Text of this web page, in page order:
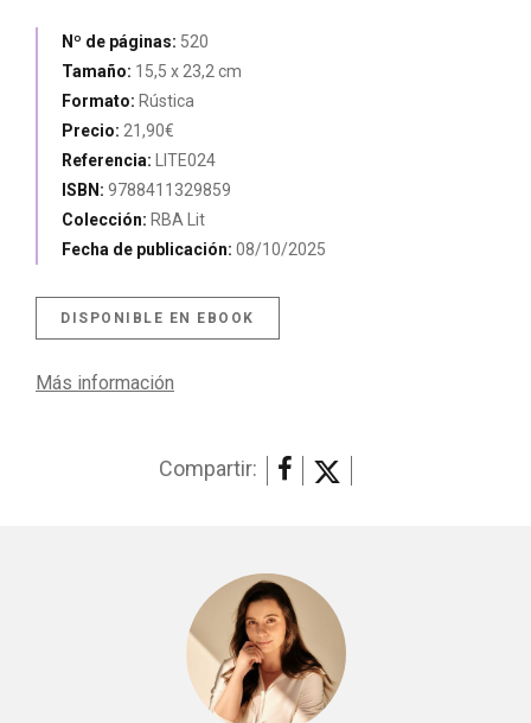
Nº de páginas: 520
Tamaño: 15,5 x 23,2 cm
Formato: Rústica
Precio: 21,90€
Referencia: LITE024
ISBN: 9788411329859
Colección: RBA Lit
Fecha de publicación: 08/10/2025
DISPONIBLE EN EBOOK
Más información
Compartir: